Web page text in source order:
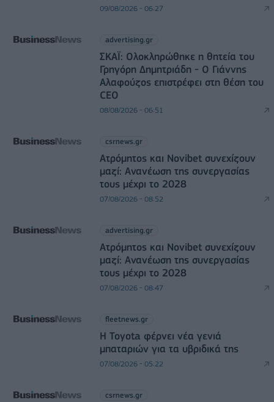
09/08/2026 - 06:27
advertising.gr
ΣΚΑΪ: Ολοκληρώθηκε η θητεία του
Γρηγόρη Δημητριάδη - Ο Γιάννης
Αλαφούζος επιστρέφει στη θέση του
CEO
08/08/2026 - 06:51
csrnews.gr
Ατρόμητος και Novibet συνεχίζουν
μαζί: Ανανέωση της συνεργασίας
τους μέχρι το 2028
07/08/2026 - 08:52
advertising.gr
Ατρόμητος και Novibet συνεχίζουν
μαζί: Ανανέωση της συνεργασίας
τους μέχρι το 2028
07/08/2026 - 08:47
fleetnews.gr
Η Toyota φέρνει νέα γενιά
μπαταριών για τα υβριδικά της
07/08/2026 - 05:22
csrnews.gr